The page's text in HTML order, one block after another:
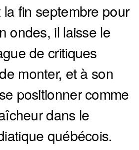
fin septembre pour
ondes, il laisse le
de critiques
monter, et à son
positionner comme
dans le
québécois.